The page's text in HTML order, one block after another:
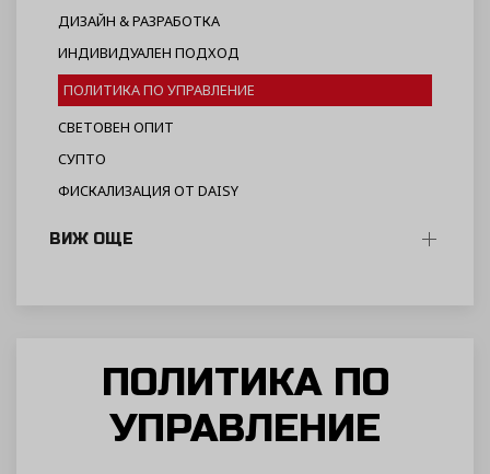
ДИЗАЙН & РАЗРАБОТКА
ИНДИВИДУАЛЕН ПОДХОД
ПОЛИТИКА ПО УПРАВЛЕНИЕ
СВЕТОВЕН ОПИТ
СУПТО
ФИСКАЛИЗАЦИЯ ОТ DAISY
ВИЖ ОЩЕ
ПОЛИТИКА ПО
УПРАВЛЕНИЕ